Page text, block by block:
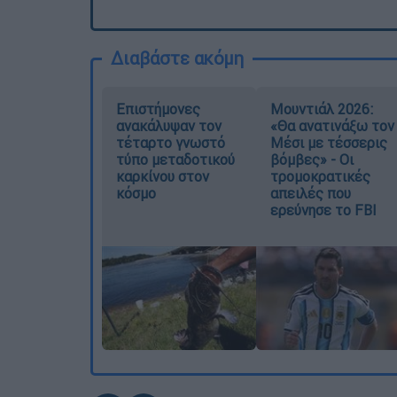
Διαβάστε ακόμη
Επιστήμονες
ανακάλυψαν τον
τέταρτο γνωστό
τύπο μεταδοτικού
καρκίνου στον
κόσμο
Μουντιάλ 2026:
«Θα ανατινάξω τον
Μέσι με τέσσερις
βόμβες» - Οι
τρομοκρατικές
απειλές που
ερεύνησε το FBI